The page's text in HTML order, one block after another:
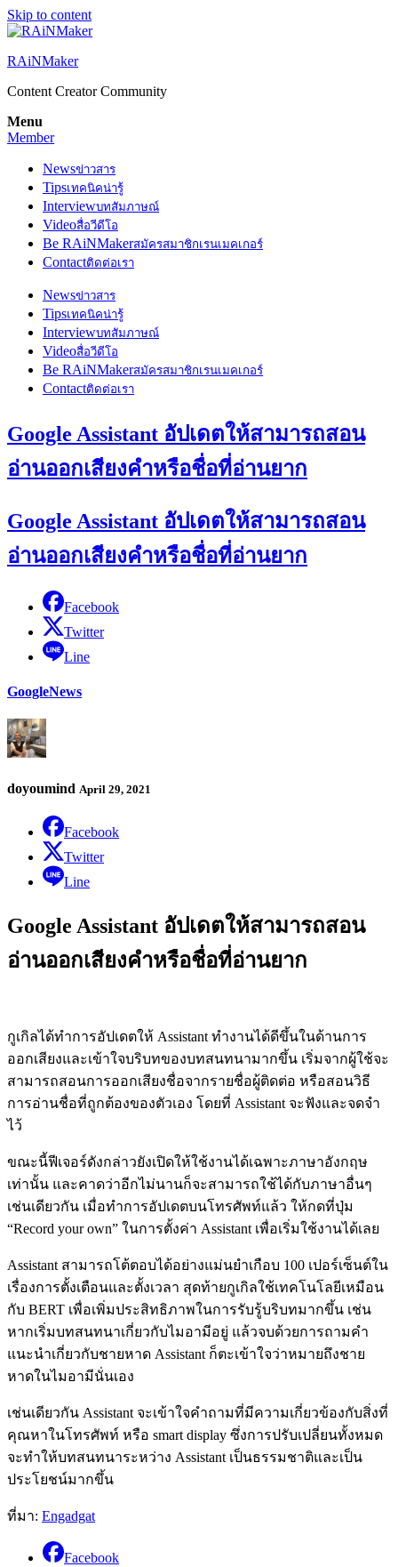
Skip to content
RAiNMaker
Content Creator Community
Menu
Member
Newsข่าวสาร
Tipsเทคนิคน่ารู้
Interviewบทสัมภาษณ์
Videoสื่อวีดีโอ
Be RAiNMakerสมัครสมาชิกเรนเมคเกอร์
Contactติดต่อเรา
Newsข่าวสาร
Tipsเทคนิคน่ารู้
Interviewบทสัมภาษณ์
Videoสื่อวีดีโอ
Be RAiNMakerสมัครสมาชิกเรนเมคเกอร์
Contactติดต่อเรา
Google Assistant อัปเดตให้สามารถสอน
อ่านออกเสียงคำหรือชื่อที่อ่านยาก
Google Assistant อัปเดตให้สามารถสอน
อ่านออกเสียงคำหรือชื่อที่อ่านยาก
Facebook
Twitter
Line
GoogleNews
doyoumind April 29, 2021
Facebook
Twitter
Line
Google Assistant อัปเดตให้สามารถสอน
อ่านออกเสียงคำหรือชื่อที่อ่านยาก
กูเกิลได้ทำการอัปเดตให้ Assistant ทำงานได้ดีขึ้นในด้านการ
ออกเสียงและเข้าใจบริบทของบทสนทนามากขึ้น เริ่มจากผู้ใช้จะ
สามารถสอนการออกเสียงชื่อจากรายชื่อผู้ติดต่อ หรือสอนวิธี
การอ่านชื่อที่ถูกต้องของตัวเอง โดยที่ Assistant จะฟังและจดจำ
ไว้
ขณะนี้ฟีเจอร์ดังกล่าวยังเปิดให้ใช้งานได้เฉพาะภาษาอังกฤษ
เท่านั้น และคาดว่าอีกไม่นานก็จะสามารถใช้ได้กับภาษาอื่นๆ
เช่นเดียวกัน เมื่อทำการอัปเดตบนโทรศัพท์แล้ว ให้กดที่ปุ่ม
“Record your own” ในการตั้งค่า Assistant เพื่อเริ่มใช้งานได้เลย
Assistant สามารถโต้ตอบได้อย่างแม่นยำเกือบ 100 เปอร์เซ็นต์ใน
เรื่องการตั้งเตือนและตั้งเวลา สุดท้ายกูเกิลใช้เทคโนโลยีเหมือน
กับ BERT เพื่อเพิ่มประสิทธิภาพในการรับรู้บริบทมากขึ้น เช่น
หากเริ่มบทสนทนาเกี่ยวกับไมอามีอยู่ แล้วจบด้วยการถามคำ
แนะนำเกี่ยวกับชายหาด Assistant ก็ตะเข้าใจว่าหมายถึงชาย
หาดในไมอามีนั่นเอง
เช่นเดียวกัน Assistant จะเข้าใจคำถามที่มีความเกี่ยวข้องกับสิ่งที่
คุณหาในโทรศัพท์ หรือ smart display ซึ่งการปรับเปลี่ยนทั้งหมด
จะทำให้บทสนทนาระหว่าง Assistant เป็นธรรมชาติและเป็น
ประโยชน์มากขึ้น
ที่มา: Engadgat
Facebook